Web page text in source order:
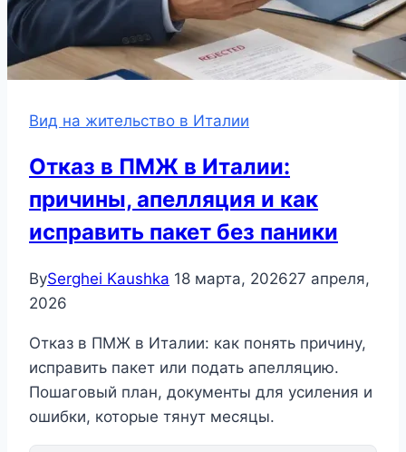
Вид на жительство в Италии
Отказ в ПМЖ в Италии:
причины, апелляция и как
исправить пакет без паники
BySerghei Kaushka 18 марта, 202627 апреля,
2026
Отказ в ПМЖ в Италии: как понять причину,
исправить пакет или подать апелляцию.
Пошаговый план, документы для усиления и
ошибки, которые тянут месяцы.